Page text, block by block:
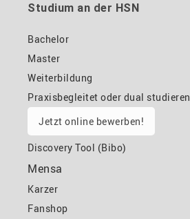
Studium an der HSN
Bachelor
Master
Weiterbildung
Praxisbegleitet oder dual studieren
Jetzt online bewerben!
Discovery Tool (Bibo)
Mensa
Karzer
Fanshop